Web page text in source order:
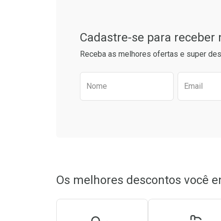
Ativar Desconto
Cadastre-se para receber
Receba as melhores ofertas e super
Preencha o formulário
Nome Email
Os melhores descontos você